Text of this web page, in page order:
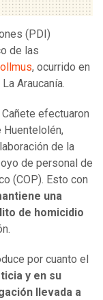
(PDI)
de las
, ocurrido en
Araucanía.
efectuaron
de la
de personal de
(COP). Esto con
una
de homicidio
por cuanto el
y en su
llevada a